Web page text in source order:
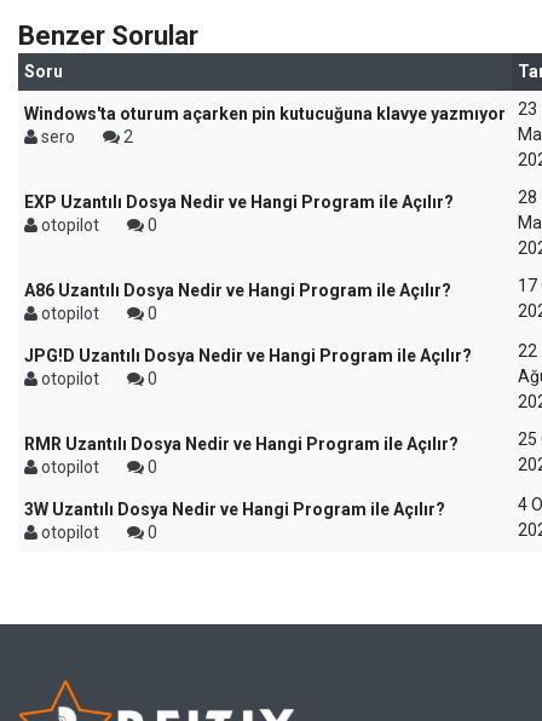
Benzer Sorular
Soru
Windows'ta oturum açarken pin kutucuğuna klavye yazmıyor
sero
2
23
EXP Uzantılı Dosya Nedir ve Hangi Program ile Açılır?
otopilot
0
28
A86 Uzantılı Dosya Nedir ve Hangi Program ile Açılır?
otopilot
0
17
JPG!D Uzantılı Dosya Nedir ve Hangi Program ile Açılır?
otopilot
0
22
RMR Uzantılı Dosya Nedir ve Hangi Program ile Açılır?
otopilot
0
25
3W Uzantılı Dosya Nedir ve Hangi Program ile Açılır?
otopilot
0
4